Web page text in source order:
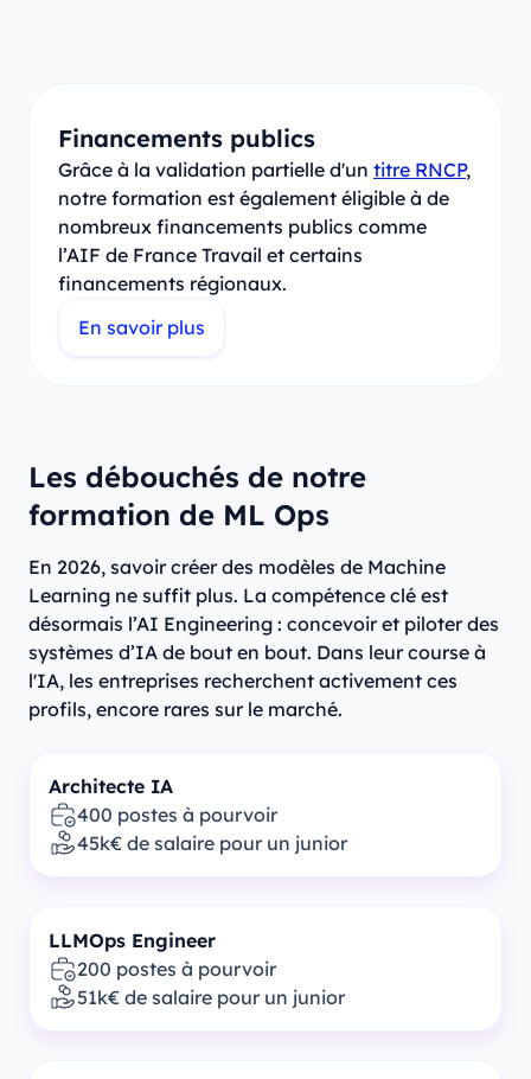
Financements publics
Grâce à la validation partielle d'un titre RNCP,
notre formation est également éligible à de
nombreux financements publics comme
l’AIF de France Travail et certains
financements régionaux.
En savoir plus
Les débouchés de notre
formation de ML Ops
En 2026, savoir créer des modèles de Machine
Learning ne suffit plus. La compétence clé est
désormais l’AI Engineering : concevoir et piloter des
systèmes d’IA de bout en bout. Dans leur course à
l'IA, les entreprises recherchent activement ces
profils, encore rares sur le marché.
Architecte IA
400 postes à pourvoir
45k€ de salaire pour un junior
LLMOps Engineer
200 postes à pourvoir
51k€ de salaire pour un junior